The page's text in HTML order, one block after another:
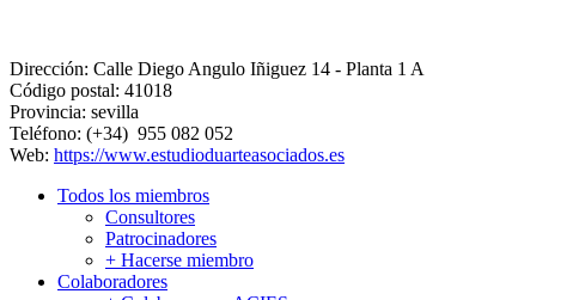
Dirección: Calle Diego Angulo Iñiguez 14 - Planta 1 A
Código postal: 41018
Provincia: sevilla
Teléfono: (+34) 955 082 052
Web: https://www.estudioduarteasociados.es
Todos los miembros
Consultores
Patrocinadores
+ Hacerse miembro
Colaboradores